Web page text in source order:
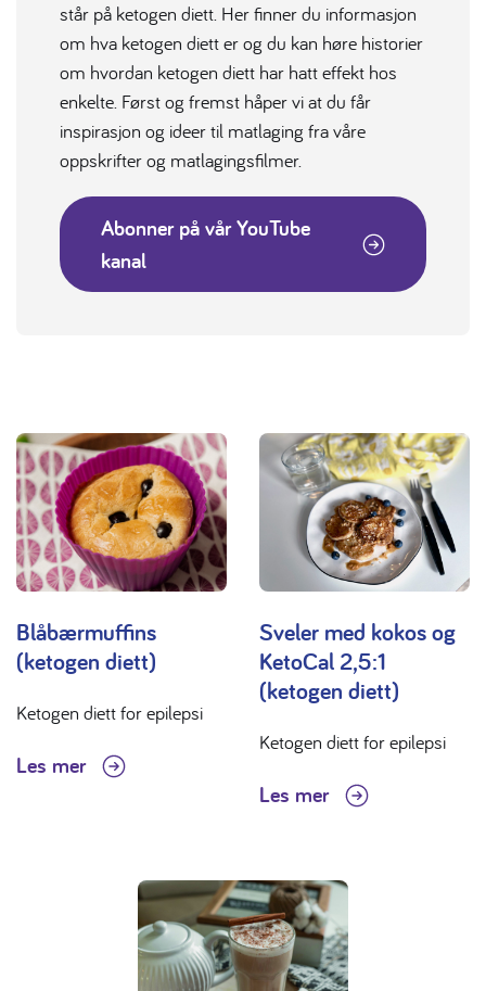
står på ketogen diett. Her finner du informasjon
om hva ketogen diett er og du kan høre historier
om hvordan ketogen diett har hatt effekt hos
enkelte. Først og fremst håper vi at du får
inspirasjon og ideer til matlaging fra våre
oppskrifter og matlagingsfilmer.
Abonner på vår YouTube
kanal
Blåbærmuffins
(ketogen diett)
Ketogen diett for epilepsi
Les mer
Sveler med kokos og
KetoCal 2,5:1
(ketogen diett)
Ketogen diett for epilepsi
Les mer